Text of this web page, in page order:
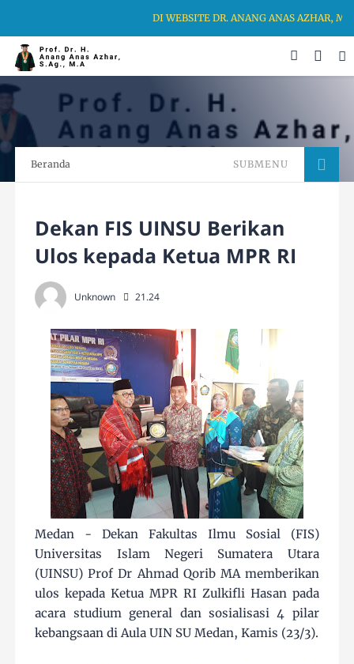
DI WEBSITE DR. ANANG ANAS AZHAR,
Beranda SUBMENU
Dekan FIS UINSU Berikan
Ulos kepada Ketua MPR RI
Unknown 21.24
Medan - Dekan Fakultas Ilmu Sosial (FIS)
Universitas Islam Negeri Sumatera Utara
(UINSU) Prof Dr Ahmad Qorib MA memberikan
ulos kepada Ketua MPR RI Zulkifli Hasan pada
acara studium general dan sosialisasi 4 pilar
kebangsaan di Aula UIN SU Medan, Kamis (23/3).